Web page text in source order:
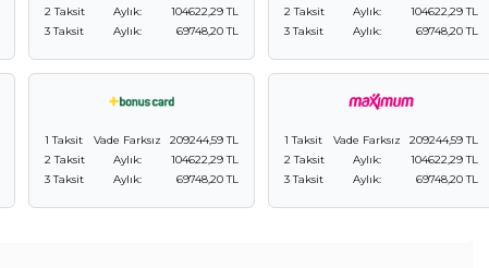
2 Taksit
Aylık:
104622,29 TL
3 Taksit
Aylık: 69748,20 TL
2 Taksit
Aylık:
104622,29 TL
3 Taksit
Aylık: 69748,20 TL
1 Taksit Vade Farksız
209244,59 TL
2 Taksit
Aylık:
104622,29 TL
3 Taksit
Aylık: 69748,20 TL
1 Taksit Vade Farksız
209244,59 TL
2 Taksit
Aylık:
104622,29 TL
3 Taksit
Aylık: 69748,20 TL